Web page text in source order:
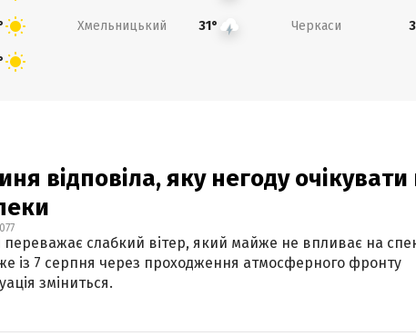
Хмельницький 31° Черкаси
відповіла, яку негоду очікувати
переважає слабкий вітер, який майже не впливає на
із 7 серпня через проходження атмосферного фронту
зміниться.